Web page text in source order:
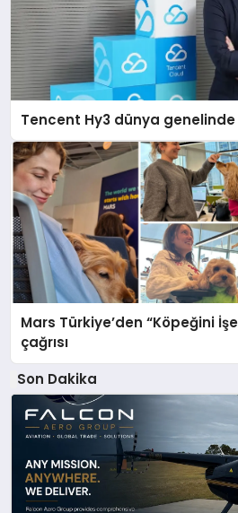
Tencent Hy3 dünya
Mars Türkiye’den “Köpeğini
çağrısı
Son Dakika